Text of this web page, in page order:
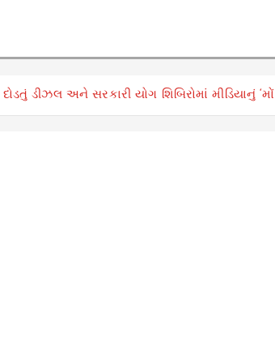
ડીઝલ અને સરકારી યોગ શિબિરોમાં મીડિયાનું